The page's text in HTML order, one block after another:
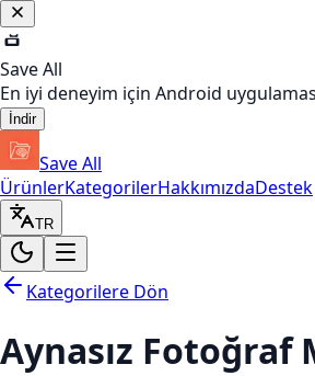
Save All
En iyi deneyim için Android
İndir
Save All
ÜrünlerKategorilerHakkımızdaDestek
TR
Kategorilere Dön
Aynasız Fotoğraf